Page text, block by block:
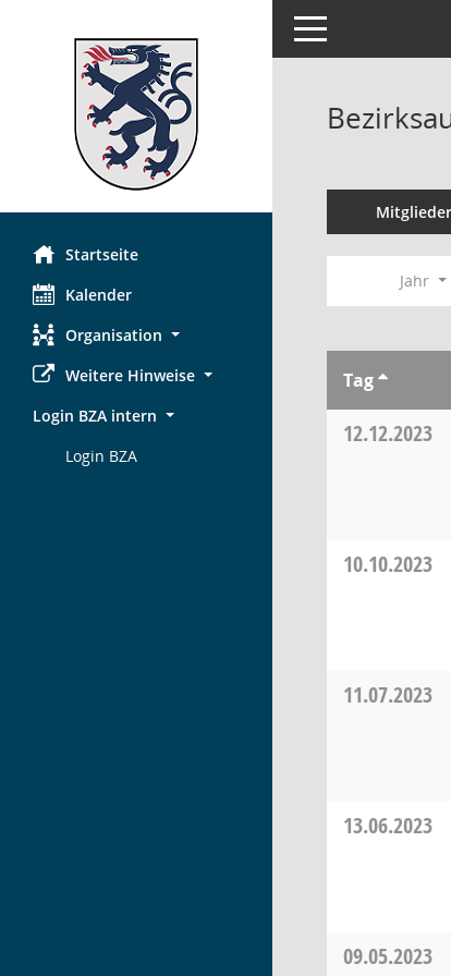
Startseite
Kalender
Organisation
Weitere Hinweise
Login BZA intern
Login BZA
Toggle navigation
Mitglieder
Jahr
Tag
12.12.2023
10.10.2023
11.07.2023
13.06.2023
09.05.2023